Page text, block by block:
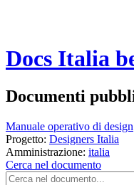
Docs Italia
Documenti
Manuale operativo di design
Progetto: Designers Italia
Amministrazione: italia
Cerca nel documento